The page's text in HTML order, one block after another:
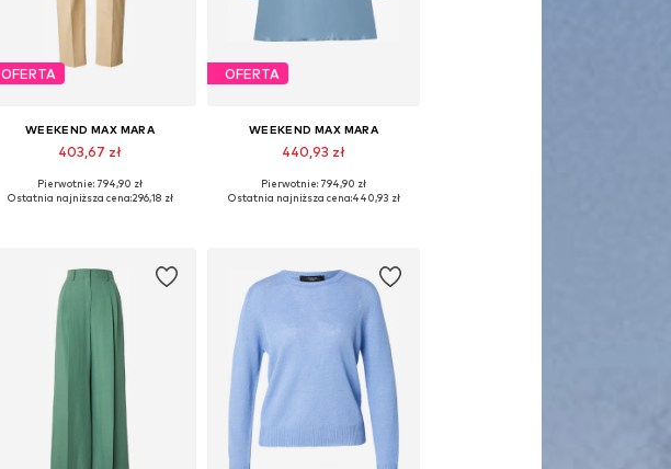
OFERTA
WEEKEND MAX MARA
403,67 zł
Dostępne rozmiary: 38, 40
Pierwotnie: 794,90 zł
Ostatnia najniższa cena:296,18 zł
OFERTA
WEEKEND MAX MARA
440,93 zł
Dostępne rozmiary: S, M
Pierwotnie: 794,90 zł
Ostatnia najniższa cena:440,93 zł